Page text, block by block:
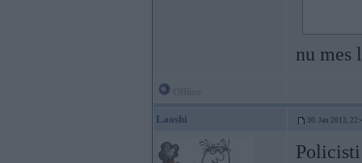
nu mes
Laoshi 30. Jan 2013,